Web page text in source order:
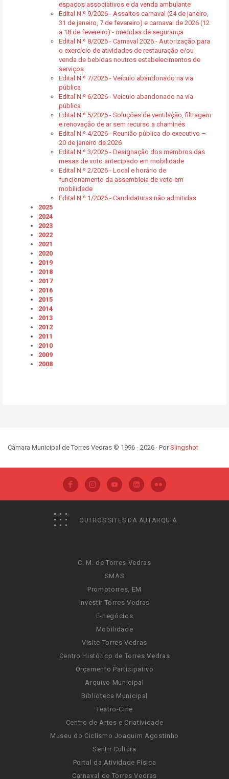
espaços associativos e da venda ambulante
Edital N.º 9/2026 - Assaltos carnaval (24 de janeiro,
31 de janeiro, 7 de fevereiro) e carnaval de 2026 (12
a 18 de fevereiro) - medidas de segurança
Edital N.º 8/2026 - Carnaval 2026 - Autorização para
o exercício de atividades de restauração e/ou
venda de bebidas noutros estabelecimentos de
serviços
Edital N.º 7/2026 - Veículo abandonado na via
pública
Edital N.º 6/2026 - Veículo abandonado na via
pública
Edital N.º 5/2026 - Soluções de ventilação, filtragem
e renovação de ar sem recurso a chaminés
Edital N.º 4/2026 - Reunião pública do executivo –
20 de janeiro de 2026
Edital N.º 3/2026 - Designação dos membros das
mesas de voto antecipado em mobilidade
Edital N.º 2/2026 - Local e horário de
funcionamento da assembleia de voto em
mobilidade
Edital N.º 1/2026 - Candidaturas não admitidas
2025
2024
2023
2022
2021
2020
2019
2018
2017
2016
2015
2014
2013
2012
2011
2010
2009
2008
Câmara Municipal de Torres Vedras © 1996 - 2026 · PorSlingshot
OUTROS SITES DA AUTARQUIA
C. M. de Torres Vedras
SMAS
Promotorres, EM
Investir Torres Vedras
E-negócios
Mobilidade
Visite Torres Vedras
Centro Histórico de Torres Vedras
Orçamento Participativo
Arquivo Municipal
Biblioteca Municipal
Teatro-Cine
Centro de Artes e Criatividade
Museu do Ciclismo Joaquim Agostinho
Sentir Cultura
Portal da Atividade Física
Carnaval de Torres Vedras